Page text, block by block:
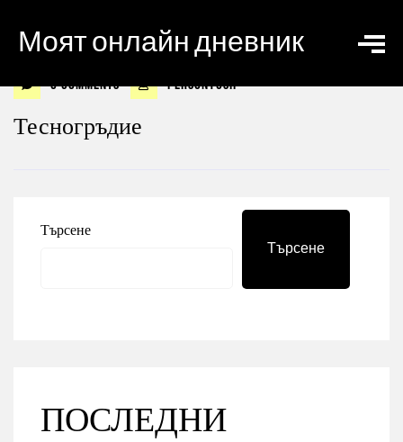
Моят онлайн дневник
0 Comments personyosif
Тесногръдие
Търсене
Търсене
ПОСЛЕДНИ